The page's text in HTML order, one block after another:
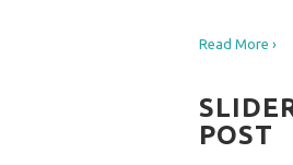
Read More ›
POST